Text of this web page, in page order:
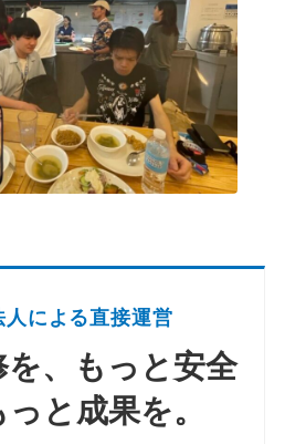
人による直接運営
を、もっと安全
と成果を。